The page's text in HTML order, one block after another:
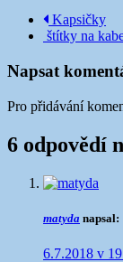
Navigace
příspěvku
Kapsičky
štítky na
Napsat
Pro přidávání
6 odpovědí
matyda napsal:
6.7.2018 v